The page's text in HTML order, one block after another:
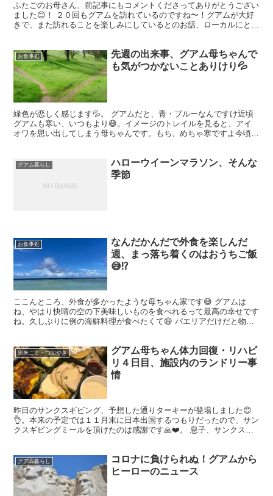
ふたごのお母さん、前記事にもコメントくださってありがとうござい
ました😊！ ２０回もグアムを訪れているのですね〜！グアムが大好
きで、また訪れることを楽しみにしているとのお話、ローカルにとっ
お食事処
先週の出来事、グアム母ちゃんで
も気がつかないことありけり💦
緑色が恋しく感じます💦。 グアムだと、青・ブルーなんですけ近頃
グアムも寒い、いつもより😅。イメージのトレイルを見ると、アイ
オワを思い出してしまう母ちゃんです。もち、めちゃ寒ですよ今頃
グアム暮らし
ハローウイーンマラソン、そんな
季節
お食事処
なんだかんだで外食を楽しんだ
週、まっ落ち着くのはおうちご飯
😅⁉️
ここんところ、外食が多かったような母ちゃん家です😅 グアムは
ね、やはり快晴の空の下美味しいものを食べれるって最高の幸せです
ね。久しぶりに例の海鮮料理が食べたくて😆 パエリアだけだと物足
出来ごと・つぶやき
グアム母ちゃん体力回復・リハビ
リ４日目、施設内のランドリー事
情
昨日のサンクスギビング、予想した通りターキーが登場しました😊
👌。本来の予定では１１月末に日本出国するつもりだったので、サン
クスギビングミールを頂けたのは感謝です🙏❤️。 息子、サンクスギ
グアム暮らし
コロナに負けられぬ！グアムから
ヒーローのニュース